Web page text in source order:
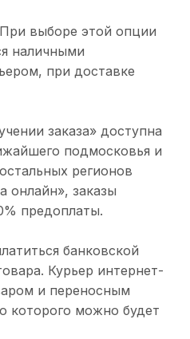
При выборе этой опции
наличными
при доставке
заказа» доступна
подмосковья и
регионов
онлайн», заказы
предоплаты.
банковской
Курьер интернет-
и переносным
которого можно будет